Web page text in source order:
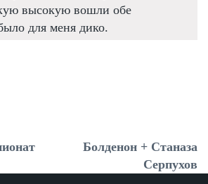
высокую вошли обе
для меня дико.
Болденон + Станаза
Серпухов